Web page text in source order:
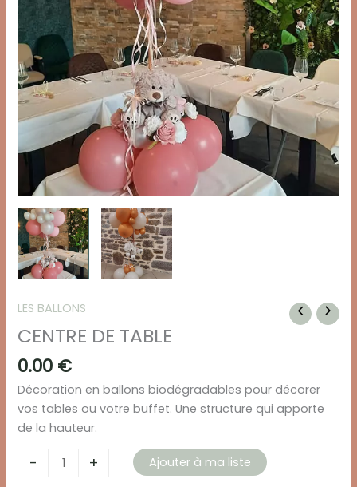
LES BALLONS
CENTRE DE TABLE
0.00 €
Décoration en ballons biodégradables pour décorer
vos tables ou votre buffet. Une structure qui apporte
de la hauteur.
-
quantité
+ Ajouter à ma liste